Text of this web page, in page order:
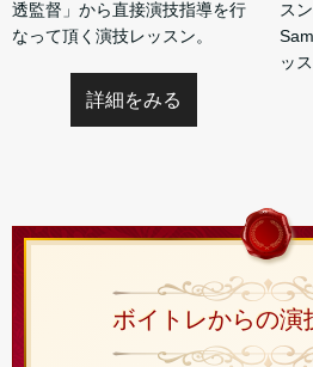
透監督」から直接演技指導を行
なって頂く演技レッスン。
詳細をみる
ス
ッス
ボイトレからの演